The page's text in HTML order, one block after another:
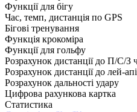
Функції для бігу
Час, темп, дистанція по GPS
Бігові тренування
Функція крокоміра
Функції для гольфу
Розрахунок дистанції до П/С/З
Розрахунок дистанції до лей-
Розрахунок дальності удару
Цифрова рахункова картка
Статистика